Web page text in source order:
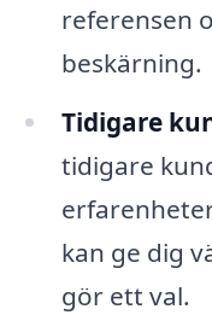
referensen
beskärning.
Tidigare
tidigare
kan ge dig
gör ett val.